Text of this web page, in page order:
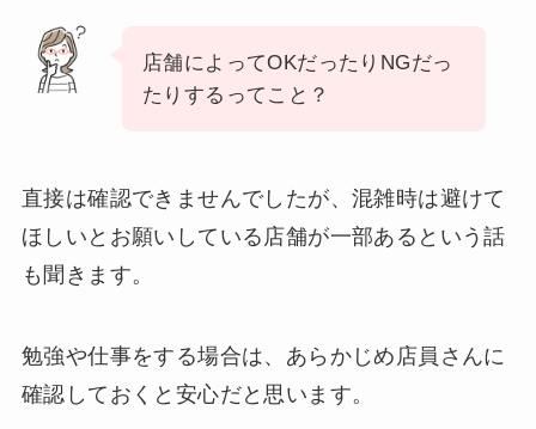
店舗によってOKだったりNGだっ
たりするってこと？
直接は確認できませんでしたが、混雑時は避けて
ほしいとお願いしている店舗が一部あるという話
も聞きます。
勉強や仕事をする場合は、あらかじめ店員さんに
確認しておくと安心だと思います。